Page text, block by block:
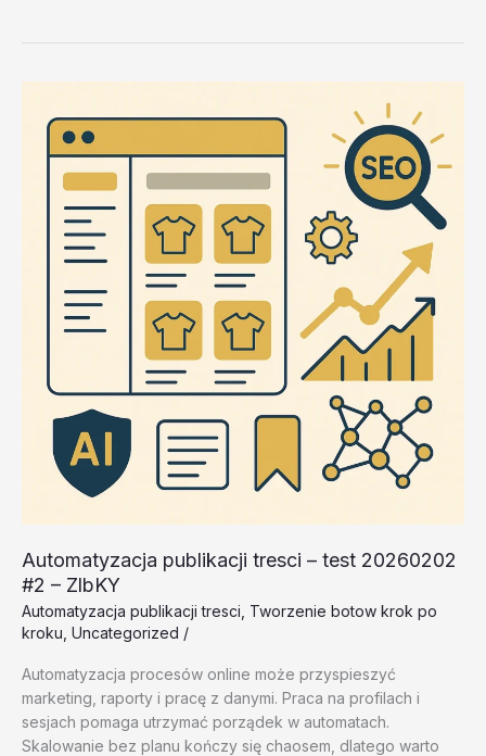
ZennoPoster
test
20260202
eMhNp
Automatyzacja publikacji tresci – test 20260202
#2 – ZlbKY
Automatyzacja publikacji tresci Tworzenie botow krok po
kroku Uncategorized /
Automatyzacja procesów online może przyspieszyć
marketing, raporty i pracę z danymi. Praca na profilach i
sesjach pomaga utrzymać porządek w automatach.
Skalowanie bez planu kończy się chaosem, dlatego warto